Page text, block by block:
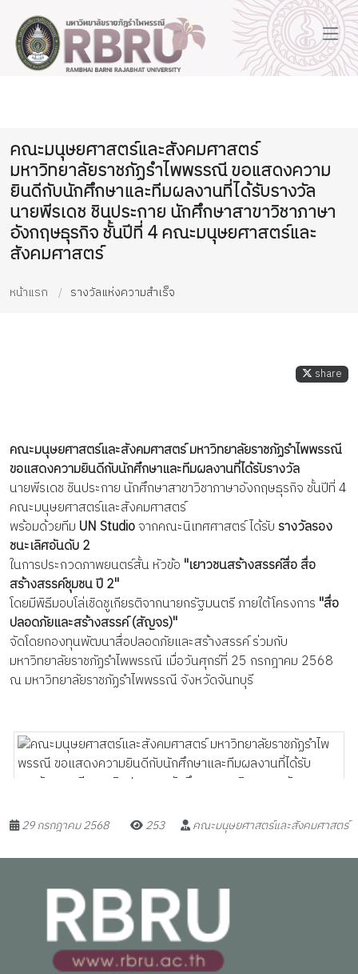
คณะมนุษยศาสตร์และสังคมศาสตร์
มหาวิทยาลัยราชภัฏรำไพพรรณี ขอแสดงความ
ยินดีกับนักศึกษาและทีมผลงานที่ได้รับรางวัล
นายพีรเดช ชินประกาย นักศึกษาสาขาวิชาภาษา
อังกฤษธุรกิจ ชั้นปีที่ 4 คณะมนุษยศาสตร์และ
สังคมศาสตร์
หน้าแรก รางวัลแห่งความสำเร็จ
share
คณะมนุษยศาสตร์และสังคมศาสตร์ มหาวิทยาลัยราชภัฏรำไพพรรณี
ขอแสดงความยินดีกับนักศึกษาและทีมผลงานที่ได้รับรางวัล
นายพีรเดช ชินประกาย นักศึกษาสาขาวิชาภาษาอังกฤษธุรกิจ ชั้นปีที่ 4
คณะมนุษยศาสตร์และสังคมศาสตร์
พร้อมด้วยทีม UN Studioจากคณะนิเทศศาสตร์ ได้รับ รางวัลรอง
ชนะเลิศอันดับ 2
ในการประกวดภาพยนตร์สั้น หัวข้อ "เยาวชนสร้างสรรค์สื่อ สื่อ
สร้างสรรค์ชุมชน ปี 2"
โดยมีพิธีมอบโล่เชิดชูเกียรติจากนายกรัฐมนตรี ภายใต้โครงการ "สื่อ
ปลอดภัยและสร้างสรรค์ (สัญจร)"
จัดโดยกองทุนพัฒนาสื่อปลอดภัยและสร้างสรรค์ ร่วมกับ
มหาวิทยาลัยราชภัฏรำไพพรรณี เมื่อวันศุกร์ที่ 25 กรกฎาคม 2568
ณ มหาวิทยาลัยราชภัฏรำไพพรรณี จังหวัดจันทบุรี
29 กรกฎาคม 2568 253 คณะมนุษยศาสตร์และสังคมศาสตร์